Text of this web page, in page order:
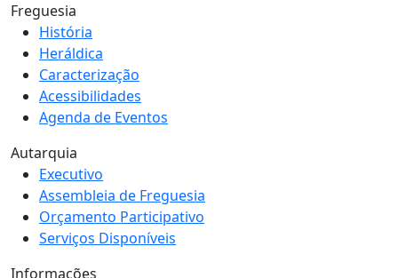
Freguesia
História
Heráldica
Caracterização
Acessibilidades
Agenda de Eventos
Autarquia
Executivo
Assembleia de Freguesia
Orçamento Participativo
Serviços Disponíveis
Informações